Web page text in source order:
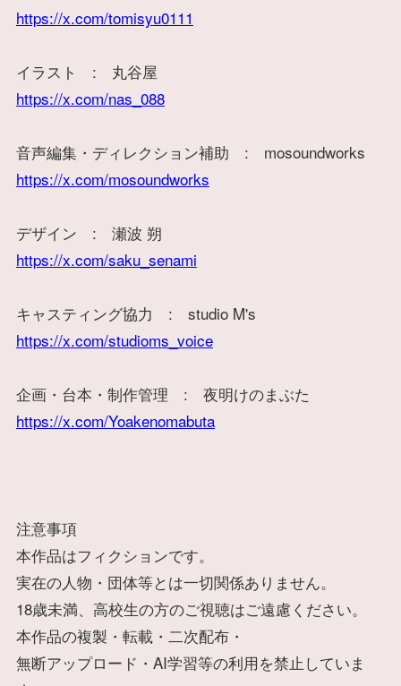
https://x.com/tomisyu0111
イラスト : 丸谷屋
https://x.com/nas_088
音声編集・ディレクション補助 : mosoundworks
https://x.com/mosoundworks
デザイン : 瀬波 朔
https://x.com/saku_senami
キャスティング協力 : studio M's
https://x.com/studioms_voice
企画・台本・制作管理 : 夜明けのまぶた
https://x.com/Yoakenomabuta
注意事項
本作品はフィクションです。
実在の人物・団体等とは一切関係ありません。
18歳未満、高校生の方のご視聴はご遠慮ください。
本作品の複製・転載・二次配布・
無断アップロード・AI学習等の利用を禁止していま